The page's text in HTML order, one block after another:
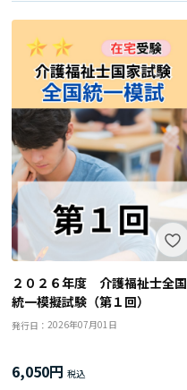
２０２６年度 介護福祉士全国
統一模擬試験（第１回）
発行日：2026年07月01日
6,050円